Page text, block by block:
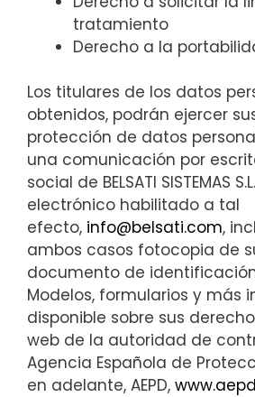
tratamiento
Derecho a la
Los titulares de los datos
obtenidos, podrán ejercer
protección de datos
una comunicación por
social de BELSATI SISTEMAS
electrónico habilitado a tal
efecto, info@belsati.com,
ambos casos fotocopia de
documento de
Modelos, formularios y más
disponible sobre sus
web de la autoridad de
Agencia Española de
en adelante, AEPD,